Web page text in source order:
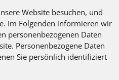
Website besuchen, und
Im Folgenden informieren wir
personenbezogenen Daten
Personenbezogene Daten
Sie persönlich identifiziert